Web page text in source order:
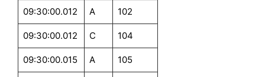
ajEngine=createAsofJoinEngine(name="ajEngine",
filter1['handler']=getLeftStream(ajEngine)
filter2['handler']=getRightStream(ajEngine)
schema=dict(["orders","trades"], [streamOrders,
// 订阅分发引擎，根据以上三个过滤条件，对 trades 表中的数
subscribeTable(tableName="trades",
trades.append!(t)
select * from output1
09:30:00.012 A 102
09:30:00.012 C 104
09:30:00.015 A 105